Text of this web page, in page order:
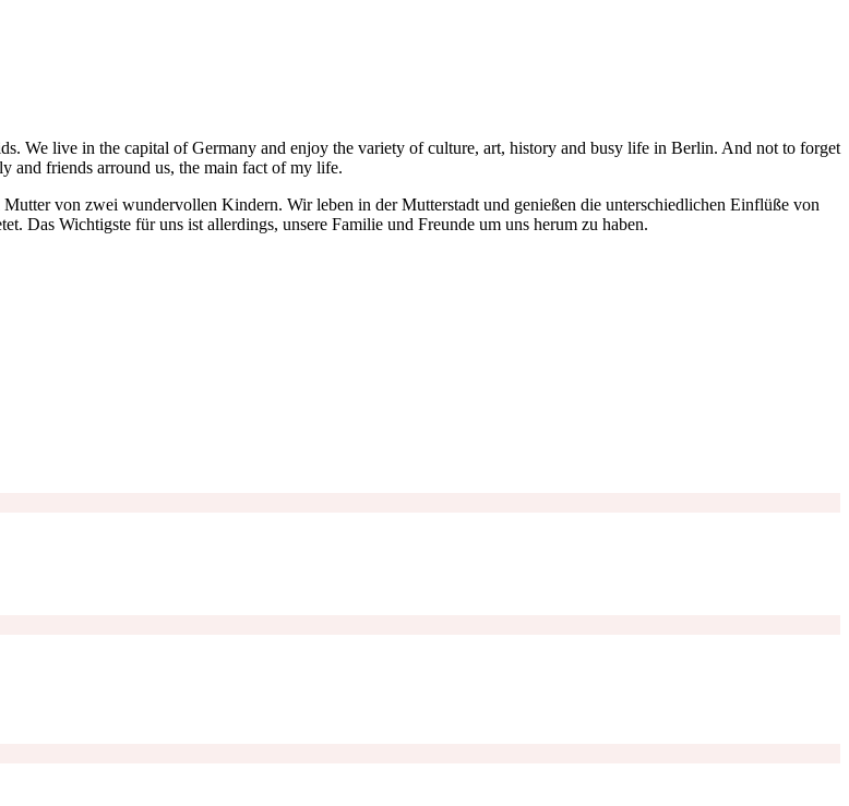
We live in the capital of Germany and enjoy the variety of culture, art, history and busy life in Berlin. And not to forget
and friends arround us, the main fact of my life.
von zwei wundervollen Kindern. Wir leben in der Mutterstadt und genießen die unterschiedlichen Einflüße von
Das Wichtigste für uns ist allerdings, unsere Familie und Freunde um uns herum zu haben.